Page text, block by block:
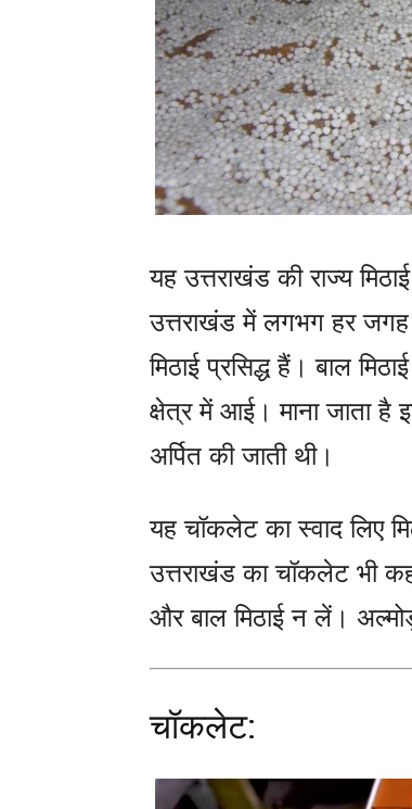
यह उत्तराखंड की राज्य
उत्तराखंड में लगभग हर जगह
मिठाई प्रसिद्ध हैं। बाल
क्षेत्र में आई। माना जाता
अर्पित की जाती थी।
यह चॉकलेट का स्वाद लिए
उत्तराखंड का चॉकलेट भी
और बाल मिठाई न लें।
चॉकलेट: